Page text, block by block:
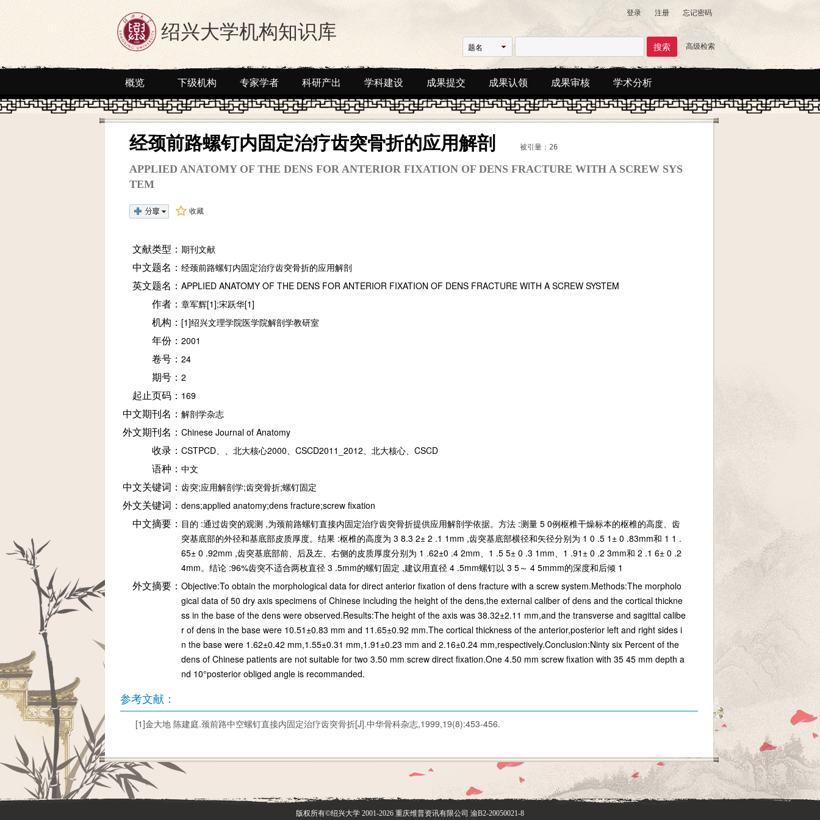
登录 注册 忘记密码
绍兴大学机构知识库
题名 高级检索
概览 下级机构 专家学者 科研产出 学科建设 成果提交 成果认领 成果审核 学术分析
经颈前路螺钉内固定治疗齿突骨折的应用解剖 被引量：26
APPLIED ANATOMY OF THE DENS FOR ANTERIOR FIXATION OF DENS FRACTURE WITH A SCREW SYS
TEM
收藏
文献类型： 期刊文献
中文题名： 经颈前路螺钉内固定治疗齿突骨折的应用解剖
英文题名： APPLIED ANATOMY OF THE DENS FOR ANTERIOR FIXATION OF DENS FRACTURE WITH A SCREW SYSTEM
作者： 章军辉[1];宋跃华[1]
机构： [1]绍兴文理学院医学院解剖学教研室
年份： 2001
卷号： 24
期号： 2
起止页码： 169
中文期刊名： 解剖学杂志
外文期刊名： Chinese Journal of Anatomy
收录： CSTPCD、、北大核心2000、CSCD2011_2012、北大核心、CSCD
语种： 中文
中文关键词： 齿突;应用解剖学;齿突骨折;螺钉固定
外文关键词： dens;applied anatomy;dens fracture;screw fixation
中文摘要： 目的 :通过齿突的观测 ,为颈前路螺钉直接内固定治疗齿突骨折提供应用解剖学依据。方法 :测量 5 0例枢椎干燥标本的枢椎的高度、齿
突基底部的外径和基底部皮质厚度。结果 :枢椎的高度为 3 8.3 2± 2 .1 1mm ,齿突基底部横径和矢径分别为 1 0 .5 1± 0 .83mm和 1 1 .
65± 0 .92mm ,齿突基底部前、后及左、右侧的皮质厚度分别为 1 .62±0 .4 2mm、1 .5 5± 0 .3 1mm、1 .91± 0 .2 3mm和 2 .1 6± 0 .2
4mm。结论 :96%齿突不适合两枚直径 3 .5mm的螺钉固定 ,建议用直径 4 .5mm螺钉以 3 5～ 4 5mmm的深度和后倾 1
外文摘要： Objective:To obtain the morphological data for direct anterior fixation of dens fracture with a screw system.Methods:The morpholo
gical data of 50 dry axis specimens of Chinese including the height of the dens,the external caliber of dens and the cortical thickne
ss in the base of the dens were observed.Results:The height of the axis was 38.32±2.11 mm,and the transverse and sagittal calibe
r of dens in the base were 10.51±0.83 mm and 11.65±0.92 mm.The cortical thickness of the anterior,posterior left and right sides i
n the base were 1.62±0.42 mm,1.55±0.31 mm,1.91±0.23 mm and 2.16±0.24 mm,respectively.Conclusion:Ninty six Percent of the
dens of Chinese patients are not suitable for two 3.50 mm screw direct fixation.One 4.50 mm screw fixation with 35 45 mm depth a
nd 10°posterior obliged angle is recommanded.
参考文献：
[1]金大地 陈建庭.颈前路中空螺钉直接内固定治疗齿突骨折[J].中华骨科杂志,1999,19(8):453-456.
版权所有©绍兴大学 2001-2026 重庆维普资讯有限公司 渝B2-20050021-8